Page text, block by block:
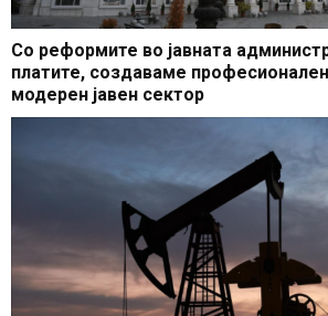
Со реформите во јавната
платите, создаваме
модерен јавен сектор